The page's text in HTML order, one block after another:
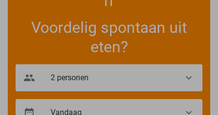
Voordelig spontaan uit
eten?